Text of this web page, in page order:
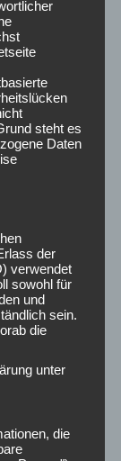
ich
Taxi
steht es
Daten
der
verwendet
sowohl für
und
sein.
die
unter
die